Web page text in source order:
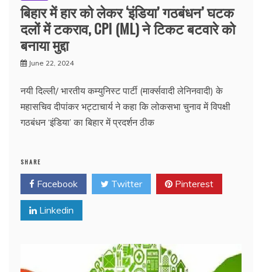
बिहार में हार को लेकर ‘इंडिया’ गठबंधन’ घटक
दलों में टकराव, CPI (ML) ने टिकट बटवारे को
बनाया मुद्दा
June 22, 2024
नयी दिल्ली/ भारतीय कम्युनिस्ट पार्टी (मार्क्सवादी लेनिनवादी) के
महासचिव दीपांकर भट्टाचार्य ने कहा कि लोकसभा चुनाव में विपक्षी
गठबंधन ‘इंडिया’ का बिहार में प्रदर्शन ठीक
SHARE
Facebook Twitter Pinterest
Linkedin